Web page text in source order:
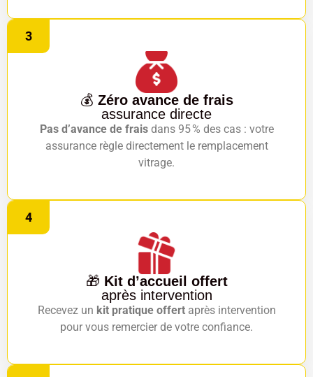
3
💰 Zéro avance de frais
assurance directe
Pas d’avance de fraisdans 95 % des cas : votre
assurance règle directement le remplacement
vitrage.
4
🎁 Kit d’accueil offert
après intervention
Recevez un kit pratique offertaprès intervention
pour vous remercier de votre confiance.